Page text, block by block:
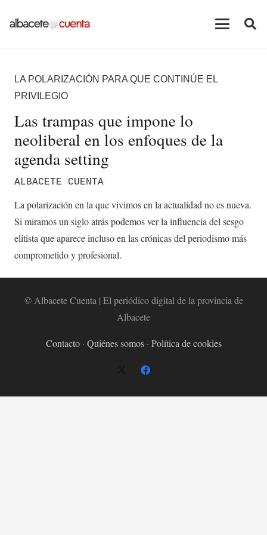
LA POLARIZACIÓN PARA QUE CONTINÚE EL
PRIVILEGIO
Las trampas que impone lo
neoliberal en los enfoques de la
agenda setting
ALBACETE CUENTA
La polarización en la que vivimos en la actualidad no es nueva.
Si miramos un siglo atrás podemos ver la influencia del sesgo
elitista que aparece incluso en las crónicas del periodismo más
comprometido y profesional.
© Albacete Cuenta | El periódico digital de la provincia de
Albacete
Contacto· Quiénes somos· Política de cookies